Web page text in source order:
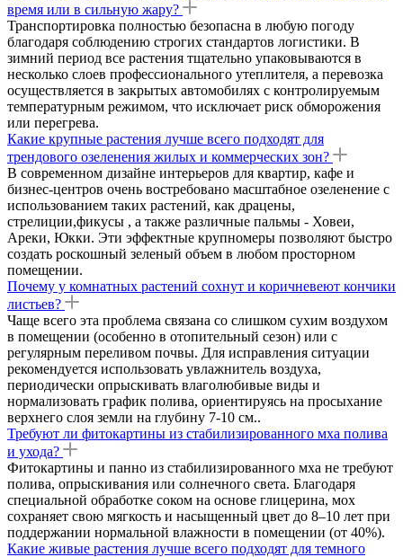
время или в сильную жару?
Транспортировка полностью безопасна в любую погоду
благодаря соблюдению строгих стандартов логистики. В
зимний период все растения тщательно упаковываются в
несколько слоев профессионального утеплителя, а перевозка
осуществляется в закрытых автомобилях с контролируемым
температурным режимом, что исключает риск обморожения
или перегрева.
Какие крупные растения лучше всего подходят для
трендового озеленения жилых и коммерческих зон?
В современном дизайне интерьеров для квартир, кафе и
бизнес-центров очень востребовано масштабное озеленение с
использованием таких растений, как драцены,
стрелиции,фикусы , а также различные пальмы - Ховеи,
Ареки, Юкки. Эти эффектные крупномеры позволяют быстро
создать роскошный зеленый объем в любом просторном
помещении.
Почему у комнатных растений сохнут и коричневеют кончики
листьев?
Чаще всего эта проблема связана со слишком сухим воздухом
в помещении (особенно в отопительный сезон) или с
регулярным переливом почвы. Для исправления ситуации
рекомендуется использовать увлажнитель воздуха,
периодически опрыскивать влаголюбивые виды и
нормализовать график полива, ориентируясь на просыхание
верхнего слоя земли на глубину 7-10 см..
Требуют ли фитокартины из стабилизированного мха полива
и ухода?
Фитокартины и панно из стабилизированного мха не требуют
полива, опрыскивания или солнечного света. Благодаря
специальной обработке соком на основе глицерина, мох
сохраняет свою мягкость и насыщенный цвет до 8–10 лет при
поддержании нормальной влажности в помещении (от 40%).
Какие живые растения лучше всего подходят для темного